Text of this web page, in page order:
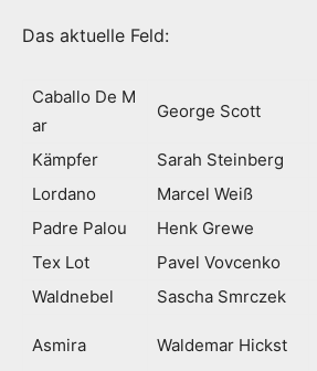
Das aktuelle Feld:
Caballo De M
ar
George Scott
Kämpfer Sarah Steinberg
Lordano
Marcel Weiß
Padre Palou
Henk Grewe
Tex Lot
Pavel Vovcenko
Waldnebel
Sascha Smrczek
Asmira Waldemar Hickst